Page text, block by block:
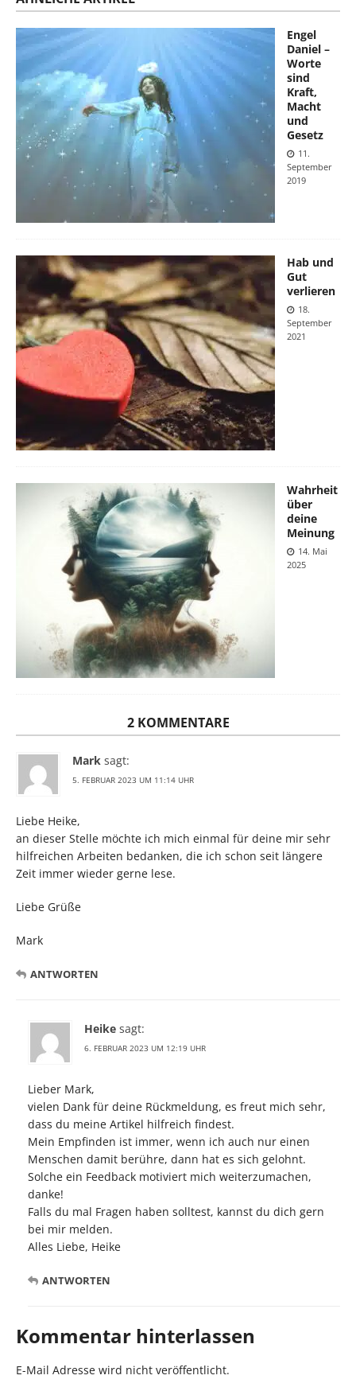
Engel
Daniel –
Worte
sind
Kraft,
Macht
und
Gesetz
11.
September
2019
Hab und
Gut
verlieren
18.
September
2021
Wahrheit
über
deine
Meinung
14. Mai
2025
2 KOMMENTARE
Mark sagt:
5. FEBRUAR 2023 UM 11:14 UHR
Liebe Heike,
an dieser Stelle möchte ich mich einmal für deine mir sehr
hilfreichen Arbeiten bedanken, die ich schon seit längere
Zeit immer wieder gerne lese.
Liebe Grüße
Mark
ANTWORTEN
Heike sagt:
6. FEBRUAR 2023 UM 12:19 UHR
Lieber Mark,
vielen Dank für deine Rückmeldung, es freut mich sehr,
dass du meine Artikel hilfreich findest.
Mein Empfinden ist immer, wenn ich auch nur einen
Menschen damit berühre, dann hat es sich gelohnt.
Solche ein Feedback motiviert mich weiterzumachen,
danke!
Falls du mal Fragen haben solltest, kannst du dich gern
bei mir melden.
Alles Liebe, Heike
ANTWORTEN
Kommentar hinterlassen
E-Mail Adresse wird nicht veröffentlicht.